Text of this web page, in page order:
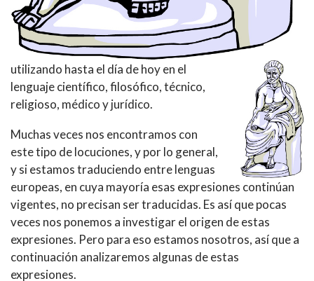
utilizando hasta el día de hoy en el
lenguaje científico, filosófico, técnico,
religioso, médico y jurídico.
Muchas veces nos encontramos con
este tipo de locuciones, y por lo general,
y si estamos traduciendo entre lenguas
europeas, en cuya mayoría esas expresiones continúan
vigentes, no precisan ser traducidas. Es así que pocas
veces nos ponemos a investigar el origen de estas
expresiones. Pero para eso estamos nosotros, así que a
continuación analizaremos algunas de estas
expresiones.